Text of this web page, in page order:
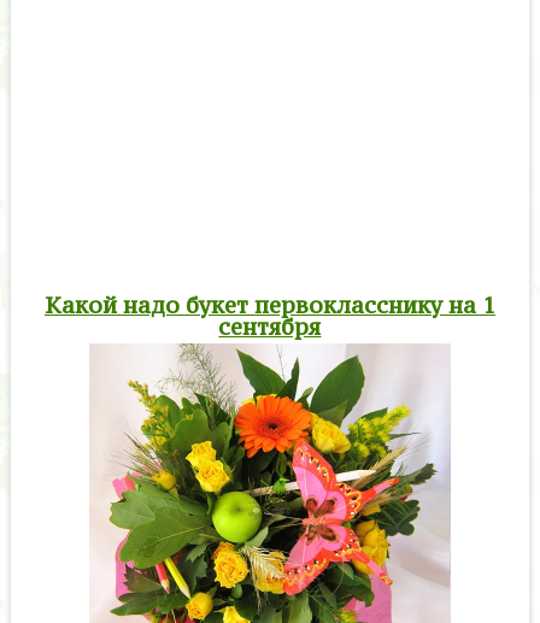
Какой надо букет первокласснику на 1
сентября